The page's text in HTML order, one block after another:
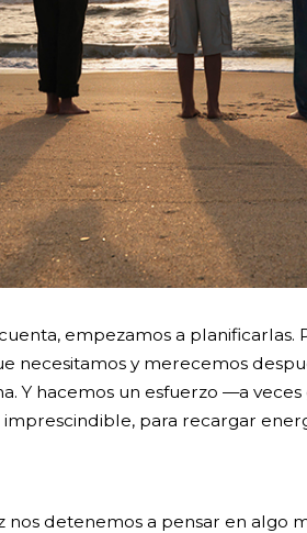
empezamos a
necesitamos y merecemos
Y hacemos un esfuerzo —a
imprescindible, para recargar
nos detenemos a pensar en